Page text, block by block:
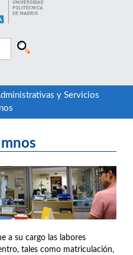
y Servicios
a su cargo las labores
tales como matriculación,